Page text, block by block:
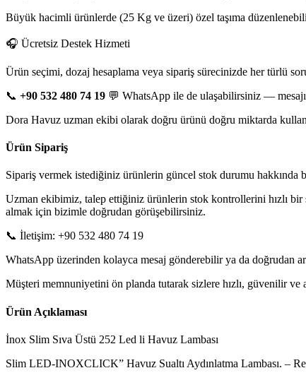
Büyük hacimli ürünlerde (25 Kg ve üzeri) özel taşıma
🎧 Ücretsiz Destek Hizmeti
Ürün seçimi, dozaj hesaplama veya sipariş sürecinizde her türlü
📞 +90 532 480 74 19 💬 WhatsApp ile de ulaşabilirsiniz —
Dora Havuz uzman ekibi olarak doğru ürünü doğru miktarda
Ürün Sipariş
Sipariş vermek istediğiniz ürünlerin güncel stok durumu
Uzman ekibimiz, talep ettiğiniz ürünlerin stok kontrollerini hızlı bir
almak için bizimle doğrudan görüşebilirsiniz.
📞 İletişim: +90 532 480 74 19
WhatsApp üzerinden kolayca mesaj gönderebilir ya da doğrudan
Müşteri memnuniyetini ön planda tutarak sizlere hızlı, güvenilir ve
Ürün Açıklaması
İnox Slim Sıva Üstü 252 Led li Havuz Lambası
Slim LED-INOXCLICK” Havuz Sualtı Aydınlatma Lambası. –